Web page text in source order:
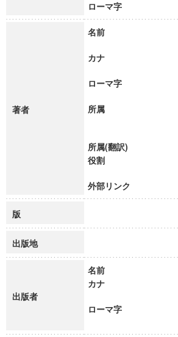
ローマ字
著者
名前
カナ
ローマ字
所属
所属(翻訳)
役割
外部リンク
版
出版地
出版者
名前
カナ
ローマ字